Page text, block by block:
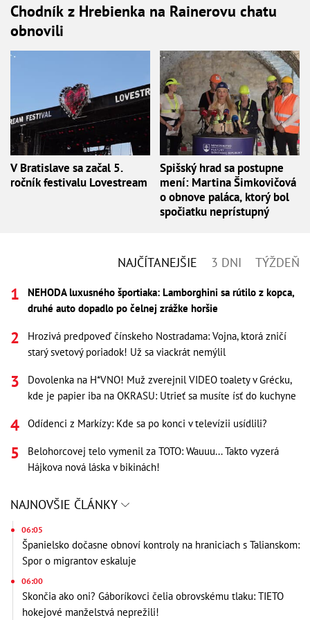
Chodník z Hrebienka na Rainerovu chatu
obnovili
V Bratislave sa začal 5.
ročník festivalu Lovestream
Spišský hrad sa postupne
mení: Martina Šimkovičová
o obnove paláca, ktorý bol
spočiatku neprístupný
NAJČÍTANEJŠIE 3 DNI TÝŽDEŇ
NEHODA luxusného športiaka: Lamborghini sa rútilo z kopca,
druhé auto dopadlo po čelnej zrážke horšie
Hrozivá predpoveď čínskeho Nostradama: Vojna, ktorá zničí
starý svetový poriadok! Už sa viackrát nemýlil
Dovolenka na H*VNO! Muž zverejnil VIDEO toalety v Grécku,
kde je papier iba na OKRASU: Utrieť sa musíte ísť do kuchyne
Odídenci z Markízy: Kde sa po konci v televízii usídlili?
Belohorcovej telo vymenil za TOTO: Wauuu... Takto vyzerá
Hájkova nová láska v bikinách!
NAJNOVŠIE ČLÁNKY
06:05
Španielsko dočasne obnoví kontroly na hraniciach s Talianskom:
Spor o migrantov eskaluje
06:00
Skončia ako oni? Gáboríkovci čelia obrovskému tlaku: TIETO
hokejové manželstvá neprežili!